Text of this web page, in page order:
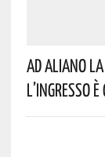
Ad Aliano
L’ingresso